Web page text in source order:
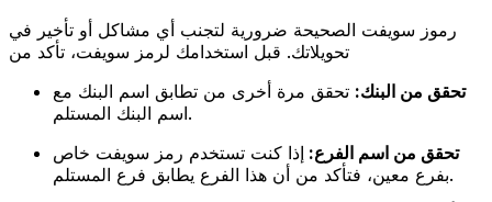
رموز سويفت الصحيحة ضرورية لتجنب أي مشاكل أو تأخير في
تحويلاتك. قبل استخدامك لرمز سويفت، تأكد من
تحقق من البنك: تحقق مرة أخرى من تطابق اسم البنك مع
اسم البنك المستلم.
تحقق من اسم الفرع: إذا كنت تستخدم رمز سويفت خاص
بفرع معين، فتأكد من أن هذا الفرع يطابق فرع المستلم.